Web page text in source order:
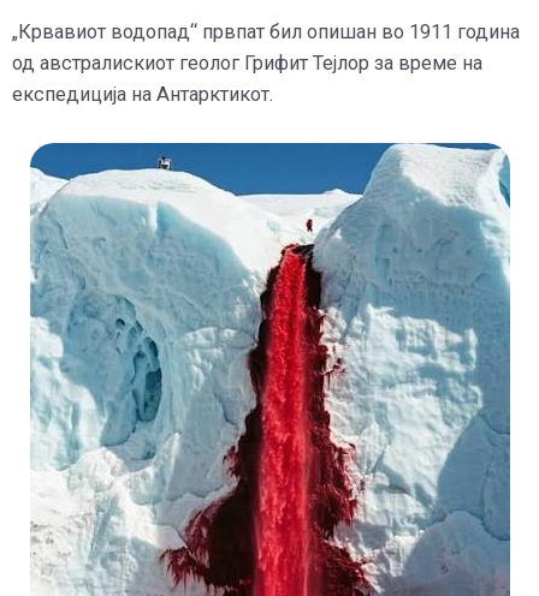
„Крвавиот водопад“ првпат бил опишан во 1911 година
од австралискиот геолог Грифит Тејлор за време на
експедиција на Антарктикот.